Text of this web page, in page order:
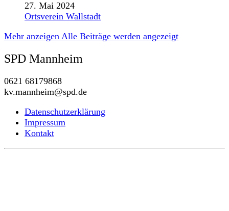
27. Mai 2024
Ortsverein Wallstadt
Mehr anzeigen Alle Beiträge werden angezeigt
SPD Mannheim
0621 68179868
kv.mannheim@spd.de
Datenschutzerklärung
Impressum
Kontakt